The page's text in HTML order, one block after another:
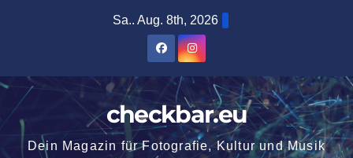
Sa.. Aug. 8th, 2026
checkbar.eu
Dein Magazin für Fotografie, Kultur und Musik